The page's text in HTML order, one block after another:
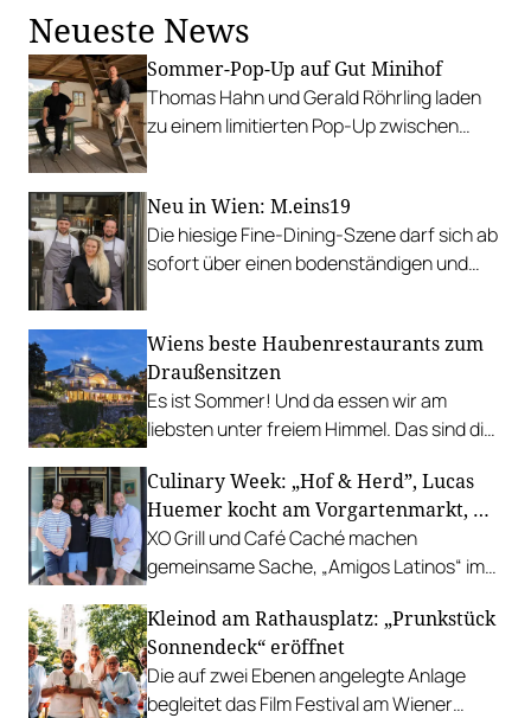
Neueste News
Sommer-Pop-Up auf Gut Minihof
Thomas Hahn und Gerald Röhrling laden
zu einem limitierten Pop-Up zwischen
Neu in Wien: M.eins19
Die hiesige Fine-Dining-Szene darf sich ab
sofort über einen bodenständigen und
Wiens beste Haubenrestaurants zum
Draußensitzen
Es ist Sommer! Und da essen wir am
liebsten unter freiem Himmel. Das sind die
Gastgarten.
Culinary Week: „Hof & Herd”, Lucas
Huemer kocht am Vorgartenmarkt, …
XO Grill und Café Caché machen
gemeinsame Sache, „Amigos Latinos“ im
Richard Rauch kocht in der Riederalm
u.v.m.
Kleinod am Rathausplatz: „Prunkstück
Sonnendeck“ eröffnet
Die auf zwei Ebenen angelegte Anlage
begleitet das Film Festival am Wiener